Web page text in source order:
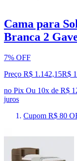
Cama para
Branca 2
7% OFF
Preço R$ 1.142,15R$
no Pix Ou 10x de R$
juros
Cupom R$ 80